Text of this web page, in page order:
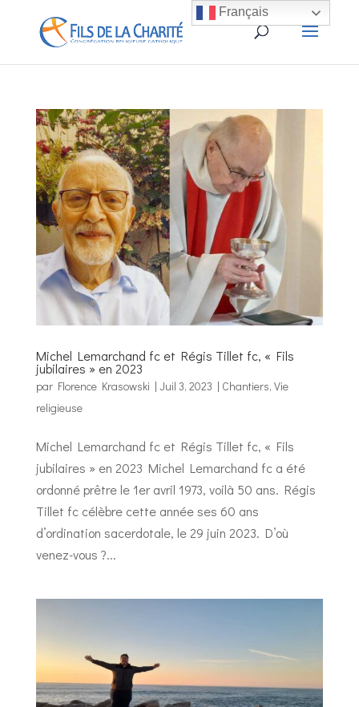
Michel Lemarchand fc et Régis Tillet fc, « Fils
jubilaires » en 2023
par Florence Krasowski | Juil 3, 2023 | Chantiers, Vie
religieuse
Michel Lemarchand fc et Régis Tillet fc, « Fils
jubilaires » en 2023 Michel Lemarchand fc a été
ordonné prêtre le 1er avril 1973, voilà 50 ans. Régis
Tillet fc célèbre cette année ses 60 ans
d’ordination sacerdotale, le 29 juin 2023. D’où
venez-vous ?...
Français